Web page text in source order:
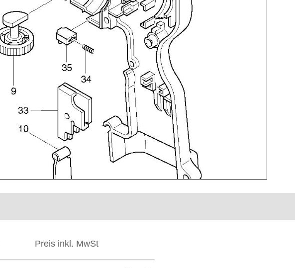
Preis inkl. MwSt